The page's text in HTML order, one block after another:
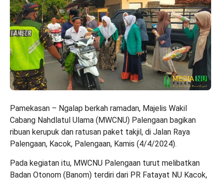
Pamekasan – Ngalap berkah ramadan, Majelis Wakil
Cabang Nahdlatul Ulama (MWCNU) Palengaan bagikan
ribuan kerupuk dan ratusan paket takjil, di Jalan Raya
Palengaan, Kacok, Palengaan, Kamis (4/4/2024).
Pada kegiatan itu, MWCNU Palengaan turut melibatkan
Badan Otonom (Banom) terdiri dari PR Fatayat NU Kacok,